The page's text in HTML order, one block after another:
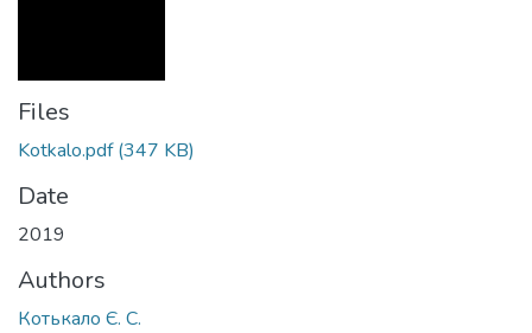
Files
Kotkalo.pdf(347 KB)
Date
2019
Authors
Котькало Є. С.